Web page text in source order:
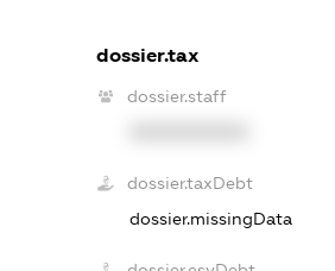
dossier.tax
dossier.staff
dossier.taxDebt
dossier.missingData